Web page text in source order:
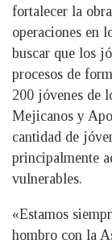
fortalecer la
operaciones en
buscar que los
procesos de
200 jóvenes de
Mejicanos y
cantidad de
principalmente
vulnerables.
«Estamos
hombro con la